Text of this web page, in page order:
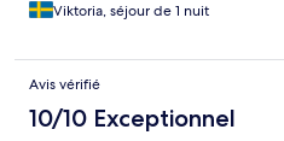
Viktoria, séjour de 1 nuit
Avis vérifié
10/10 Exceptionnel